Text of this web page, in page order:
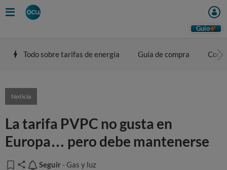
Guio
Todo sobre tarifas de energía Guía de compra
Noticia
La tarifa PVPC no gusta en
Europa… pero debe mantenerse
Seguir
Seguir - Gas y luz